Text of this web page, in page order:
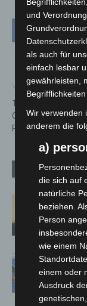
Vorheriger Artikel
16.06.2021 –
Covid-19
Region Hannover
Verwandte Artikel
und
als auch für
einfach lesbar
gewährleisten,
Wir verwenden
anderem die
a)
die sich auf
natürliche
beziehen.
Person
wie einem
einem oder
Ausdruck